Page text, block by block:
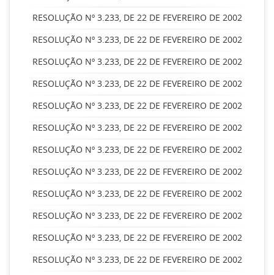
RESOLUÇÃO Nº 3.233, DE 22 DE FEVEREIRO DE 2002
RESOLUÇÃO Nº 3.233, DE 22 DE FEVEREIRO DE 2002
RESOLUÇÃO Nº 3.233, DE 22 DE FEVEREIRO DE 2002
RESOLUÇÃO Nº 3.233, DE 22 DE FEVEREIRO DE 2002
RESOLUÇÃO Nº 3.233, DE 22 DE FEVEREIRO DE 2002
RESOLUÇÃO Nº 3.233, DE 22 DE FEVEREIRO DE 2002
RESOLUÇÃO Nº 3.233, DE 22 DE FEVEREIRO DE 2002
RESOLUÇÃO Nº 3.233, DE 22 DE FEVEREIRO DE 2002
RESOLUÇÃO Nº 3.233, DE 22 DE FEVEREIRO DE 2002
RESOLUÇÃO Nº 3.233, DE 22 DE FEVEREIRO DE 2002
RESOLUÇÃO Nº 3.233, DE 22 DE FEVEREIRO DE 2002
RESOLUÇÃO Nº 3.233, DE 22 DE FEVEREIRO DE 2002